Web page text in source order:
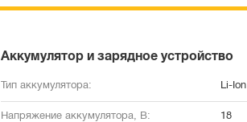
Аккумулятор и зарядное устройство
Тип аккумулятора: Li-Ion
Напряжение аккумулятора, В: 18